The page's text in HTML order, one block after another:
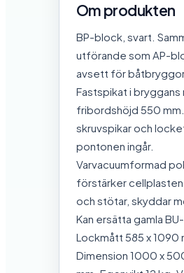
Om produkten
BP-block, svart.
utförande som AP-
avsett för
Fastspikat i bryggans
fribordshöjd 550
skruvspikar och
pontonen ingår.
Varvacuumformad
förstärker
och stötar, skyddar
Kan ersätta gamla
Lockmått 585 x 1090
Dimension 1000 x